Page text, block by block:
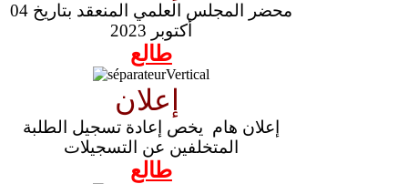
محضر المجلس العلمي المنعقد بتاريخ 04
أكتوبر 2023
طالع
إعلان هام يخص إعادة تسجيل الطلبة
المتخلفين عن التسجيلات
طالع